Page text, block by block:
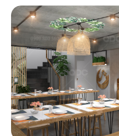
23
NO NÊ
Nhà hàng Âu
25
OPA GREEK
Nhà hàng Âu